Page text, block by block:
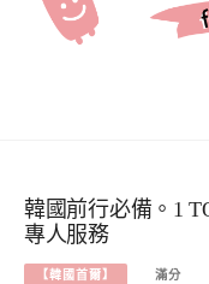
韓國前行必備。1
專人服務
【韓國首爾】 滿分